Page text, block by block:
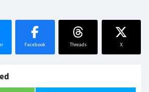
Facebook Threads X